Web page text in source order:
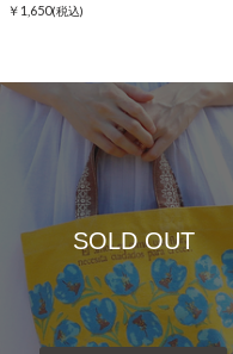
￥1,650(税込)
SOLD OUT